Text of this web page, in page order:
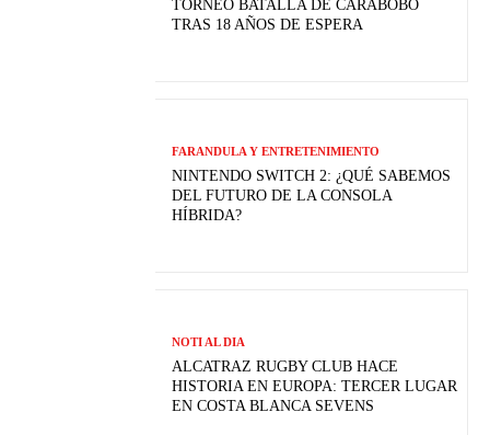
TORNEO BATALLA DE CARABOBO
TRAS 18 AÑOS DE ESPERA
FARANDULA Y ENTRETENIMIENTO
NINTENDO SWITCH 2: ¿QUÉ SABEMOS
DEL FUTURO DE LA CONSOLA
HÍBRIDA?
NOTI AL DIA
ALCATRAZ RUGBY CLUB HACE
HISTORIA EN EUROPA: TERCER LUGAR
EN COSTA BLANCA SEVENS